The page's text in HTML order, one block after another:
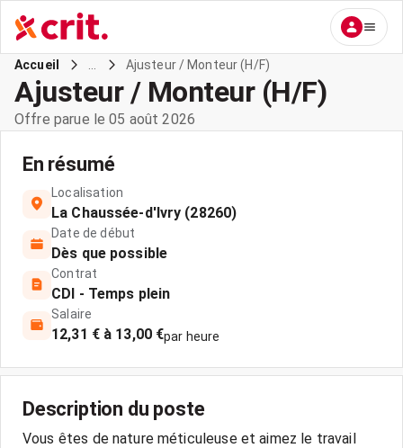
Accueil Ajusteur / Monteur (H/F)
Ajusteur / Monteur (H/F)
Offre parue le 05 août 2026
En résumé
Localisation
La Chaussée-d'Ivry (28260)
Date de début
Dès que possible
Contrat
CDI - Temps plein
Salaire
12,31 € à 13,00 €par heure
Description du poste
Vous êtes de nature méticuleuse et aimez le travail